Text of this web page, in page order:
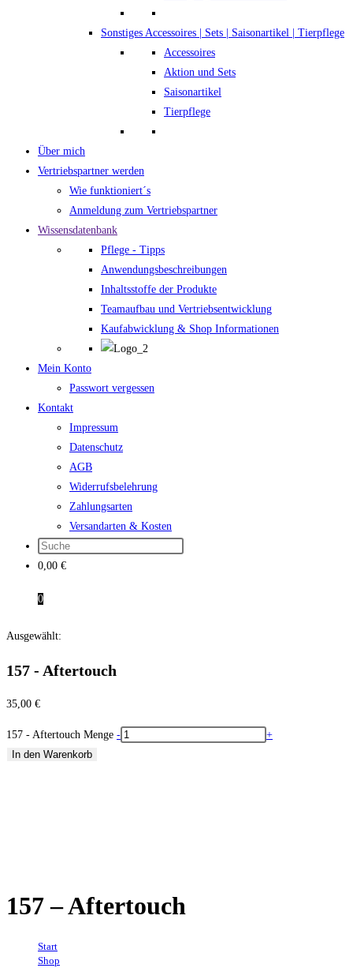
Sonstiges Accessoires | Sets | Saisonartikel | Tierpflege
Accessoires
Aktion und Sets
Saisonartikel
Tierpflege
Über mich
Vertriebspartner werden
Wie funktioniert´s
Anmeldung zum Vertriebspartner
Wissensdatenbank
Pflege - Tipps
Anwendungsbeschreibungen
Inhaltsstoffe der Produkte
Teamaufbau und Vertriebsentwicklung
Kaufabwicklung & Shop Informationen
Mein Konto
Passwort vergessen
Kontakt
Impressum
Datenschutz
AGB
Widerrufsbelehrung
Zahlungsarten
Versandarten & Kosten
0,00 €
0
Ausgewählt:
157 - Aftertouch
35,00 €
157 - Aftertouch Menge -
+
In den Warenkorb
157 – Aftertouch
Start
Shop